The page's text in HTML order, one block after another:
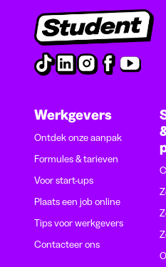
Werkgevers
Ontdek onze aanpak
Formules & tarieven
Voor start-ups
Plaats een job online
Tips voor werkgevers
Contacteer ons